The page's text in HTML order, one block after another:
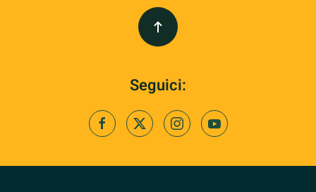
Seguici: